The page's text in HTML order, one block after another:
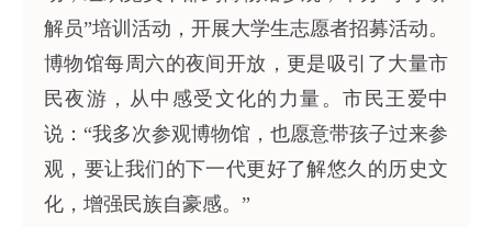
解员”培训活动，开展大学生志愿者招募活动。
博物馆每周六的夜间开放，更是吸引了大量市
民夜游，从中感受文化的力量。市民王爱中
说：“我多次参观博物馆，也愿意带孩子过来参
观，要让我们的下一代更好了解悠久的历史文
化，增强民族自豪感。”